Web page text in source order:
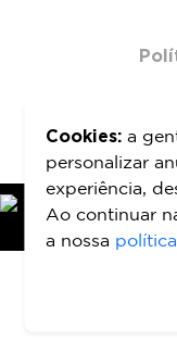
DESENVOLVIDO
Cookies:a
personalizar
experiência,
Ao continuar
a nossa